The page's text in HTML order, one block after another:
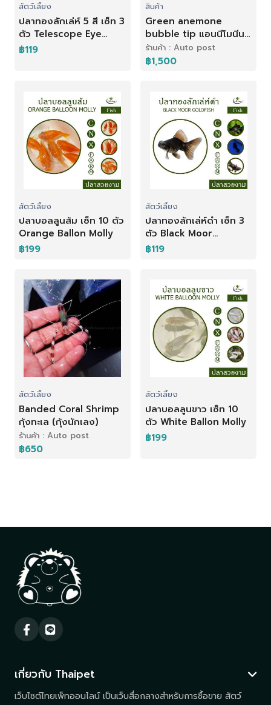
สัตว์เลี้ยง
ปลาทองลักเล่ห์ 5 สี เซ็ท 3
ตัว Telescope Eye
Goldfish
฿119
สินค้า
Green anemone
bubble tip แอนนีโมนีนม
เขียวตัวเล็ก บ้านปลา
การ์ตูน
ร้านค้า : Auto post
฿1,500
สัตว์เลี้ยง
ปลาบอลลูนส้ม เซ็ท 10 ตัว
Orange Ballon Molly
฿199
สัตว์เลี้ยง
ปลาทองลักเล่ห์ดำ เซ็ท 3
ตัว Black Moor
Goldfish
฿119
สัตว์เลี้ยง
Banded Coral Shrimp
กุ้งทะเล (กุ้งนักเลง)
ร้านค้า : Auto post
฿650
สัตว์เลี้ยง
ปลาบอลลูนขาว เซ็ท 10
ตัว White Ballon Molly
฿199
เกี่ยวกับ Thaipet
เว็บไซต์ไทยเพ็ทออนไลน์ เป็นเว็บสื่อกลางสำหรับการซื้อขาย สัตว์